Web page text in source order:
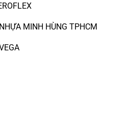
MINH HÙNG TPHCM